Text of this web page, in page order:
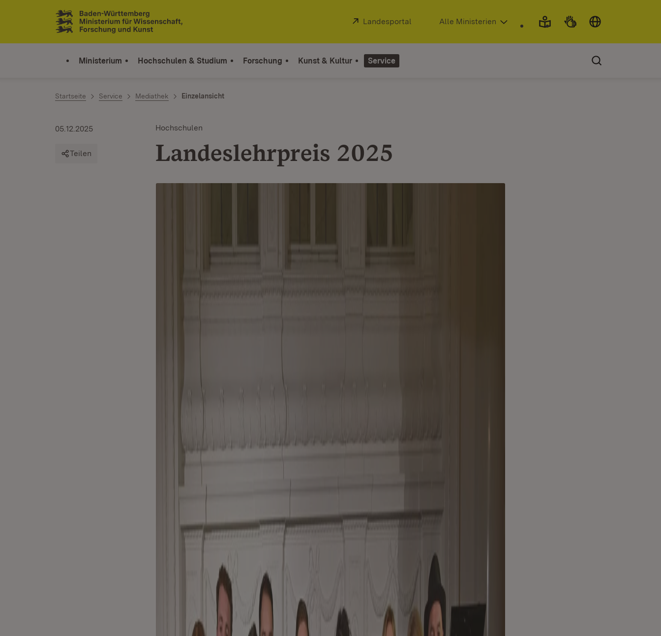
Zum Inhalt springen
Link zur Startseite
Extern:
Landesportal (Öffnet in neuem Fenster)
Alle Ministerien
Ministerium Hochschulen & Studium Forschung Kunst & Kultur Service
Startseite Service Mediathek Einzelansicht
Hochschulen
Landeslehrpreis 2025
05.12.2025
Teilen